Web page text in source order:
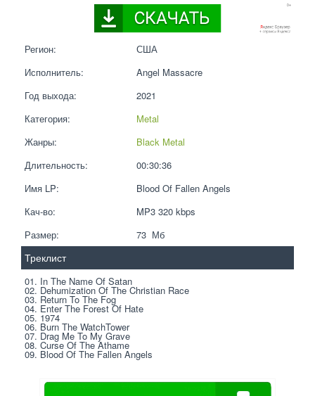
Регион:
США
Исполнитель:
Angel Massacre
Год выхода:
2021
Категория:
Metal
Жанры:
Black Metal
Длительность:
00:30:36
Имя LP:
Blood Of Fallen Angels
Кач-во:
MP3 320 kbps
Размер:
73  Мб
Треклист
01. In The Name Of Satan
02. Dehumization Of The Christian Race
03. Return To The Fog
04. Enter The Forest Of Hate
05. 1974
06. Burn The WatchTower
07. Drag Me To My Grave
08. Curse Of The Athame
09. Blood Of The Fallen Angels